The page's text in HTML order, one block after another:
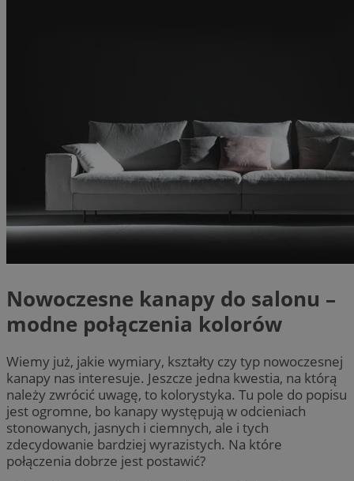
Nowoczesne kanapy do salonu –
modne połączenia kolorów
Wiemy już, jakie wymiary, kształty czy typ nowoczesnej
kanapy nas interesuje. Jeszcze jedna kwestia, na którą
należy zwrócić uwagę, to kolorystyka. Tu pole do popisu
jest ogromne, bo kanapy występują w odcieniach
stonowanych, jasnych i ciemnych, ale i tych
zdecydowanie bardziej wyrazistych. Na które
połączenia dobrze jest postawić?